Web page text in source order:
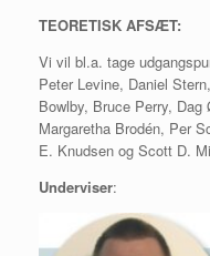
TEORETISK AFSÆT:
Vi vil bl.a. tage
Peter Levine, Daniel
Bowlby, Bruce Perry,
Margaretha Brodén, Per
E. Knudsen og Scott D.
Underviser: